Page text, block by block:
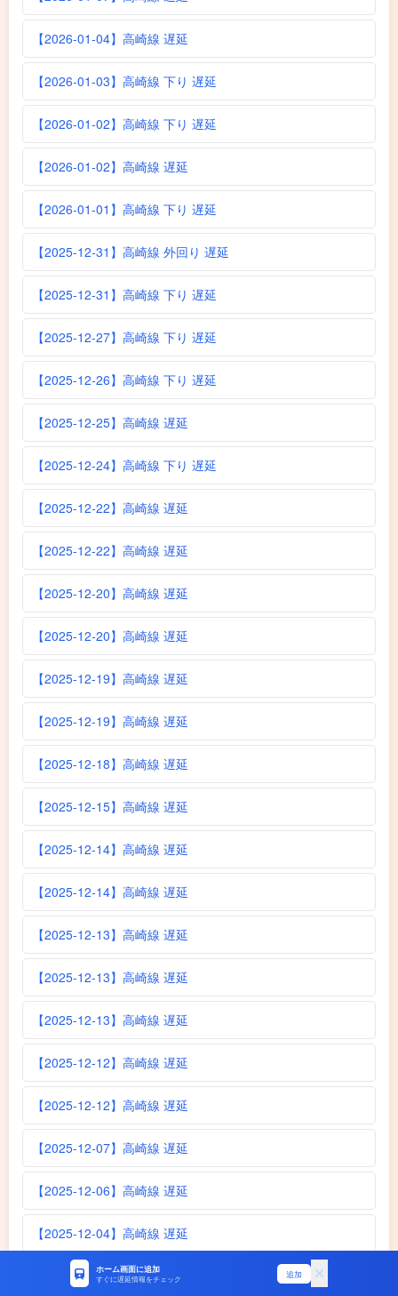
【2026-01-04】高崎線 遅延
【2026-01-03】高崎線 下り 遅延
【2026-01-02】高崎線 下り 遅延
【2026-01-02】高崎線 遅延
【2026-01-01】高崎線 下り 遅延
【2025-12-31】高崎線 外回り 遅延
【2025-12-31】高崎線 下り 遅延
【2025-12-27】高崎線 下り 遅延
【2025-12-26】高崎線 下り 遅延
【2025-12-25】高崎線 遅延
【2025-12-24】高崎線 下り 遅延
【2025-12-22】高崎線 遅延
【2025-12-22】高崎線 遅延
【2025-12-20】高崎線 遅延
【2025-12-20】高崎線 遅延
【2025-12-19】高崎線 遅延
【2025-12-19】高崎線 遅延
【2025-12-18】高崎線 遅延
【2025-12-15】高崎線 遅延
【2025-12-14】高崎線 遅延
【2025-12-14】高崎線 遅延
【2025-12-13】高崎線 遅延
【2025-12-13】高崎線 遅延
【2025-12-13】高崎線 遅延
【2025-12-12】高崎線 遅延
【2025-12-12】高崎線 遅延
【2025-12-07】高崎線 遅延
【2025-12-06】高崎線 遅延
【2025-12-04】高崎線 遅延
【2025-12-02】高崎線 遅延
ホーム画面に追加
すぐに遅延情報をチェック 追加